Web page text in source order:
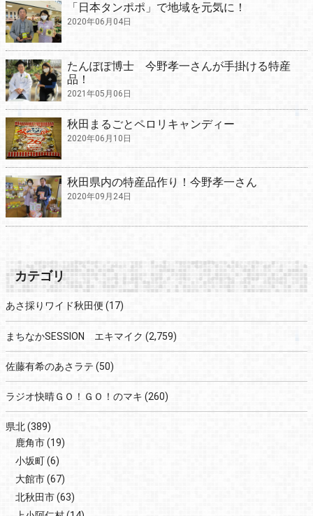
「日本タンポポ」で地域を元気に！
2020年06月04日
たんぽぽ博士 今野孝一さんが手掛ける特産
品！
2021年05月06日
秋田まるごとペロリキャンディー
2020年06月10日
秋田県内の特産品作り！今野孝一さん
2020年09月24日
カテゴリ
あさ採りワイド秋田便 (17)
まちなかSESSION エキマイク (2,759)
佐藤有希のあさラテ (50)
ラジオ快晴ＧＯ！ＧＯ！のマキ (260)
県北(389)
鹿角市(19)
小坂町(6)
大館市(67)
北秋田市(63)